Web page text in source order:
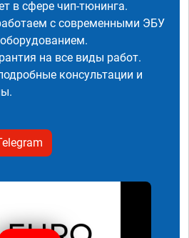
в сфере чип-тюнинга.
с современными ЭБУ
на все виды работ.
консультации и